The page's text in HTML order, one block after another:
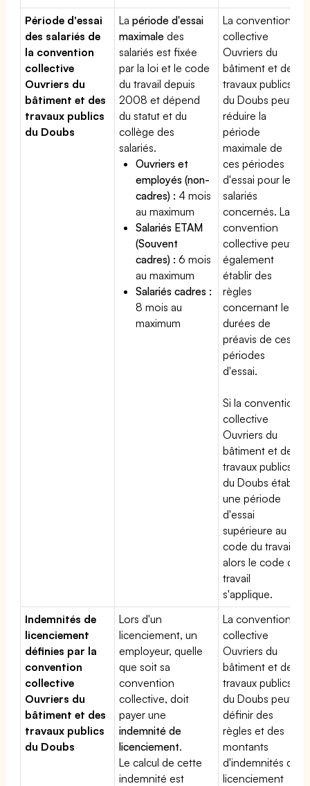
Période d'essai
des salariés de
la convention
collective
Ouvriers du
bâtiment et des
travaux publics
du Doubs
Lapériode d'essai
maximale des
salariés est fixée
par la loi et le code
du travail depuis
2008 et dépend
du statut et du
collège des
salariés.
Ouvriers et
employés (non-
cadres) : 4 mois
au maximum
Salariés ETAM
(Souvent
cadres) : 6 mois
au maximum
Salariés cadres :
8 mois au
maximum
La convention
collective
Ouvriers du
bâtiment et des
travaux publics
du Doubs peut
réduire la
période
maximale de
ces périodes
d'essai pour les
salariés
concernés. La
convention
collective peut
également
établir des
règles
concernant les
durées de
préavis de ces
périodes
d'essai.
Si la convention
collective
Ouvriers du
bâtiment et des
travaux publics
du Doubs établit
une période
d'essai
supérieure au
code du travail,
alors le code du
travail
s'applique.
Indemnités de
licenciement
définies par la
convention
collective
Ouvriers du
bâtiment et des
travaux publics
du Doubs
Lors d'un
licenciement, un
employeur, quelle
que soit sa
convention
collective, doit
payer une
indemnité de
licenciement.
Le calcul de cette
indemnité est
La convention
collective
Ouvriers du
bâtiment et des
travaux publics
du Doubs peut
définir des
règles et des
montants
d'indemnités de
licenciement